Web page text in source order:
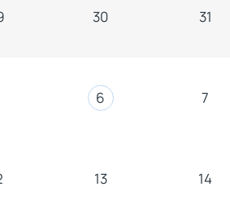
30 31
6 7
13 14